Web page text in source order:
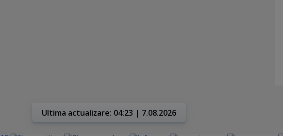
Ultima actualizare: 04:23 | 7.08.2026